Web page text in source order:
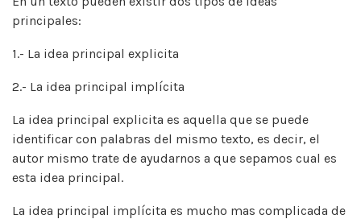
principales:
1.- La idea principal explicita
2.- La idea principal implícita
La idea principal explicita es aquella que se puede
identificar con palabras del mismo texto, es decir, el
autor mismo trate de ayudarnos a que sepamos cual es
esta idea principal.
La idea principal implícita es mucho mas complicada de